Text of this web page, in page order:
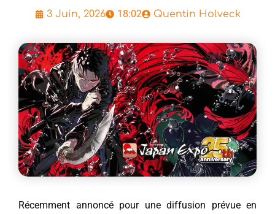
3 Juin, 2026 18:02 Quentin Holveck
Récemment annoncé pour une diffusion prévue en